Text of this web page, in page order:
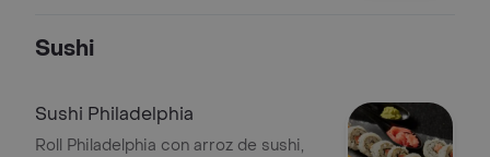
Sushi
Sushi Philadelphia
Roll Philadelphia con arroz de sushi,